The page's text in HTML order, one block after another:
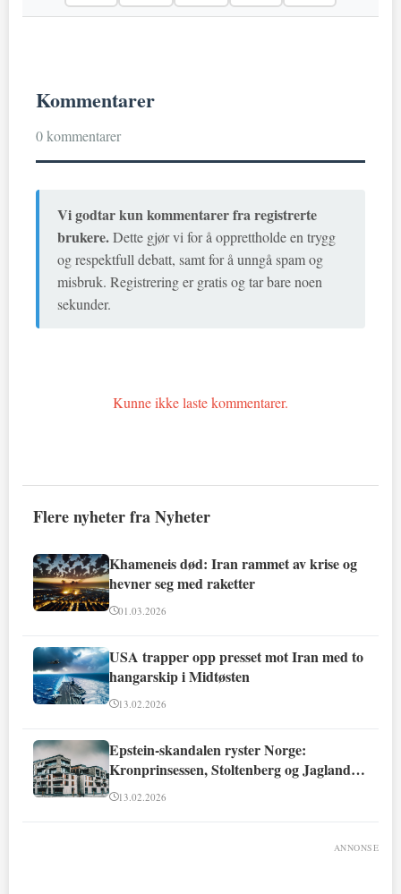
Kommentarer
0 kommentarer
Vi godtar kun kommentarer fra registrerte
brukere.Dette gjør vi for å opprettholde en trygg
og respektfull debatt, samt for å unngå spam og
misbruk. Registrering er gratis og tar bare noen
sekunder.
Kunne ikke laste kommentarer.
Flere nyheter fra Nyheter
Khameneis død: Iran rammet av krise og
hevner seg med raketter
01.03.2026
USA trapper opp presset mot Iran med to
hangarskip i Midtøsten
13.02.2026
Epstein-skandalen ryster Norge:
Kronprinsessen, Stoltenberg og Jagland
involvert
13.02.2026
ANNONSE